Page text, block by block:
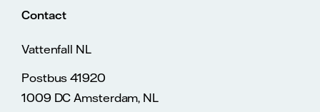
Contact
Vattenfall NL
Postbus 41920
1009 DC Amsterdam, NL